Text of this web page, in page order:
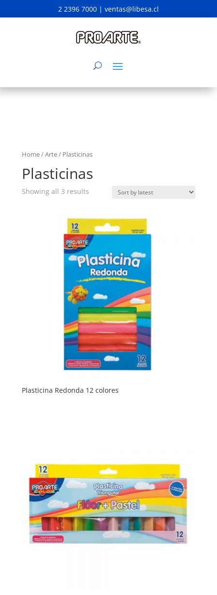
2 2396 7000 | ventas@libesa.cl
Home/Arte/ Plasticinas
Plasticinas
Showing all 3 results
Plasticina Redonda 12 colores